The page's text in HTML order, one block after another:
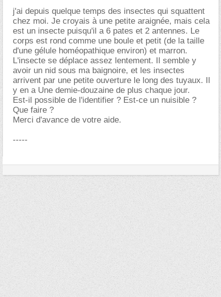
j'ai depuis quelque temps des insectes qui squattent
chez moi. Je croyais à une petite araignée, mais cela
est un insecte puisqu'il a 6 pates et 2 antennes. Le
corps est rond comme une boule et petit (de la taille
d'une gélule homéopathique environ) et marron.
L'insecte se déplace assez lentement. Il semble y
avoir un nid sous ma baignoire, et les insectes
arrivent par une petite ouverture le long des tuyaux. Il
y en a Une demie-douzaine de plus chaque jour.
Est-il possible de l'identifier ? Est-ce un nuisible ?
Que faire ?
Merci d'avance de votre aide.
-----